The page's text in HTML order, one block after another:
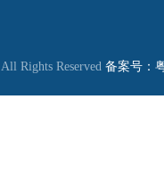
Rights Reserved 备案号：